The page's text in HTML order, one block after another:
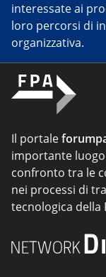
interessate ai
loro percorsi di
organizzativa.
Il portale
importante
confronto tra le
nei processi di
tecnologica della